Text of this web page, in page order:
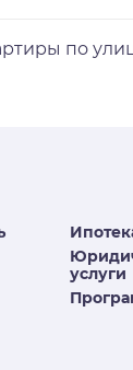
по
услуги